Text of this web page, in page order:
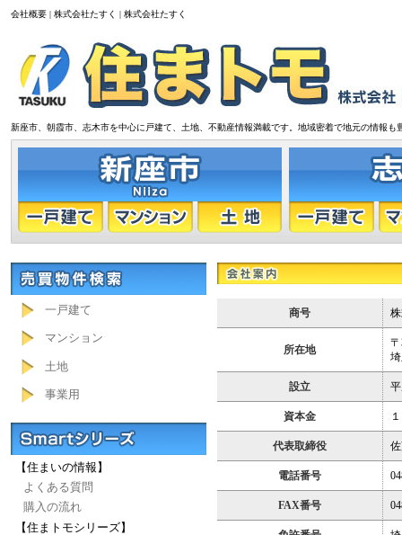
会社概要 | 株式会社たすく | 株式会社たすく
新座市、朝霞市、志木市を中心に戸建て、土地、不動産情報満載です。地域密着で地元の情報も
一戸建て
マンション
土地
事業用
【住まいの情報】
よくある質問
購入の流れ
【住まトモシリーズ】
商号
所在地
〒
設立
資本金
代表取締役
電話番号
FAX番号